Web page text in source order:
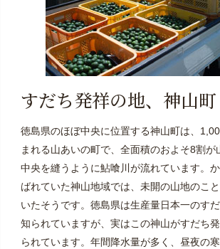
すだち発祥の地、神山町
徳島県のほぼ中央に位置する神山町は、
まれる山あいの町で、全面積のおよそ8割が
中央を縫うように鮎喰川が流れています。
ばれていた神山地域では、未開の山地のこ
いたそうです。徳島県は生産量日本一のす
知られていますが、実はこの神山がすだち
られています。年間降水量が多く、昼夜の